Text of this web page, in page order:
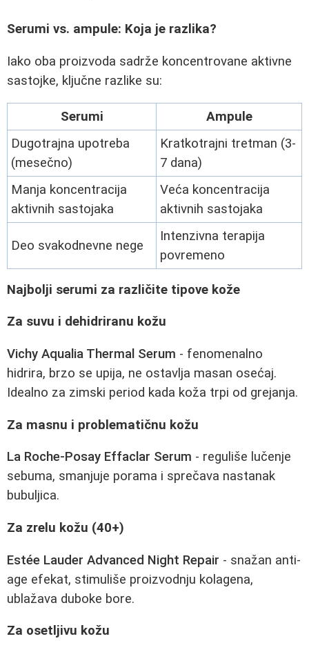
Serumi vs. ampule: Koja je razlika?
Iako oba proizvoda sadrže koncentrovane aktivne
sastojke, ključne razlike su:
Serumi
Ampule
Dugotrajna upotreba
(mesečno)
Kratkotrajni tretman (3-
7 dana)
Manja koncentracija
aktivnih sastojaka
Veća koncentracija
aktivnih sastojaka
Deo svakodnevne nege
Intenzivna terapija
povremeno
Najbolji serumi za različite tipove kože
Za suvu i dehidriranu kožu
Vichy Aqualia Thermal Serum - fenomenalno
hidrira, brzo se upija, ne ostavlja masan osećaj.
Idealno za zimski period kada koža trpi od grejanja.
Za masnu i problematičnu kožu
La Roche-Posay Effaclar Serum - reguliše lučenje
sebuma, smanjuje porama i sprečava nastanak
bubuljica.
Za zrelu kožu (40+)
Estée Lauder Advanced Night Repair - snažan anti-
age efekat, stimuliše proizvodnju kolagena,
ublažava duboke bore.
Za osetljivu kožu